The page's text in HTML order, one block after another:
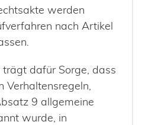
werden
nach Artikel
trägt dafür Sorge, dass
Verhaltensregeln,
9 allgemeine
wurde, in